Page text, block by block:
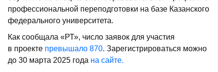
профессиональной переподготовки на базе Казанского
федерального университета.
Как сообщала «РТ», число заявок для участия
в проекте превышало 870. Зарегистрироваться можно
до 30 марта 2025 года на сайте.